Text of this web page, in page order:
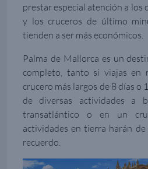
prestar especial atención a los
y los cruceros de último
tienden a ser más económicos.
Palma de Mallorca es un
completo, tanto si viajas en
crucero más largos de 8 días o
de diversas actividades a
transatlántico o en un
actividades en tierra harán
recuerdo.